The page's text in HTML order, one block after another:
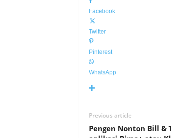
Facebook
Twitter
Pinterest
WhatsApp
Previous article
Pengen Nonton Bill &